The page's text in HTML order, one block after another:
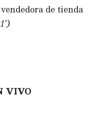
de tienda
VIVO